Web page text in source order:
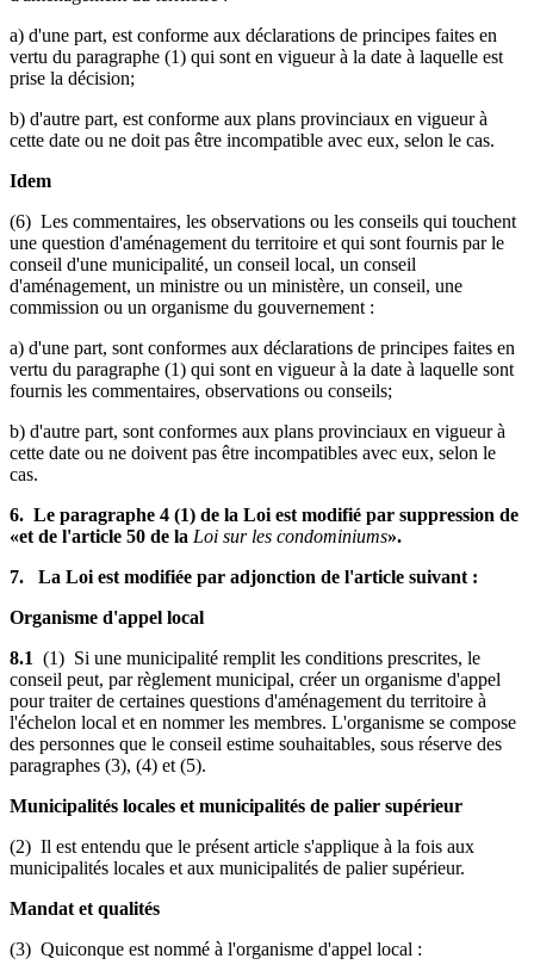
a) d'une part, est conforme aux déclarations de principes faites en
vertu du paragraphe (1) qui sont en vigueur à la date à laquelle est
prise la décision;
b) d'autre part, est conforme aux plans provinciaux en vigueur à
cette date ou ne doit pas être incompatible avec eux, selon le cas.
Idem
(6) Les commentaires, les observations ou les conseils qui touchent
une question d'aménagement du territoire et qui sont fournis par le
conseil d'une municipalité, un conseil local, un conseil
d'aménagement, un ministre ou un ministère, un conseil, une
commission ou un organisme du gouvernement :
a) d'une part, sont conformes aux déclarations de principes faites en
vertu du paragraphe (1) qui sont en vigueur à la date à laquelle sont
fournis les commentaires, observations ou conseils;
b) d'autre part, sont conformes aux plans provinciaux en vigueur à
cette date ou ne doivent pas être incompatibles avec eux, selon le
cas.
6. Le paragraphe 4 (1) de la Loi est modifié par suppression de
«et de l'article 50 de la Loi sur les condominiums».
7. La Loi est modifiée par adjonction de l'article suivant :
Organisme d'appel local
8.1 (1) Si une municipalité remplit les conditions prescrites, le
conseil peut, par règlement municipal, créer un organisme d'appel
pour traiter de certaines questions d'aménagement du territoire à
l'échelon local et en nommer les membres. L'organisme se compose
des personnes que le conseil estime souhaitables, sous réserve des
paragraphes (3), (4) et (5).
Municipalités locales et municipalités de palier supérieur
(2) Il est entendu que le présent article s'applique à la fois aux
municipalités locales et aux municipalités de palier supérieur.
Mandat et qualités
(3) Quiconque est nommé à l'organisme d'appel local :